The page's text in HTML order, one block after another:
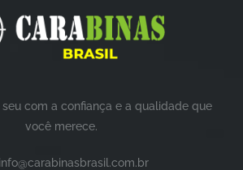
com a confiança e a qualidade que
você merece.
info@carabinasbrasil.com.br